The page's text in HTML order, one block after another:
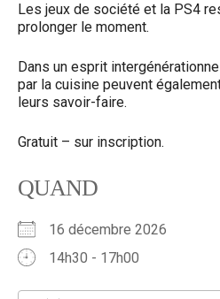
Les jeux de société et la PS4
prolonger le moment.
Dans un esprit
par la cuisine peuvent
leurs savoir-faire.
Gratuit – sur inscription.
QUAND
16 décembre 2026
14h30 - 17h00